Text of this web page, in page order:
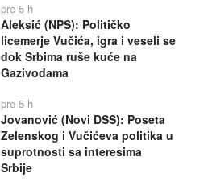
pre 5 h
Aleksić (NPS): Političko
licemerje Vučića, igra i veseli se
dok Srbima ruše kuće na
Gazivodama
pre 5 h
Jovanović (Novi DSS): Poseta
Zelenskog i Vučićeva politika u
suprotnosti sa interesima
Srbije